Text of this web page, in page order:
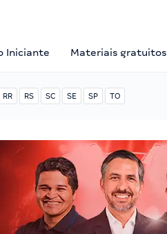
Iniciante Materiais gratuitos
RR RS SC SE SP TO